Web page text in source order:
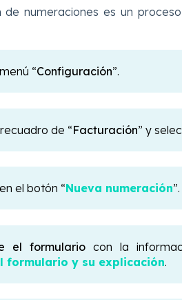
de numeracioneses un
“Configuración”.
de “Facturación” y
el botón “Nueva numeración”.
el formulariocon la
formulario y su explicación.